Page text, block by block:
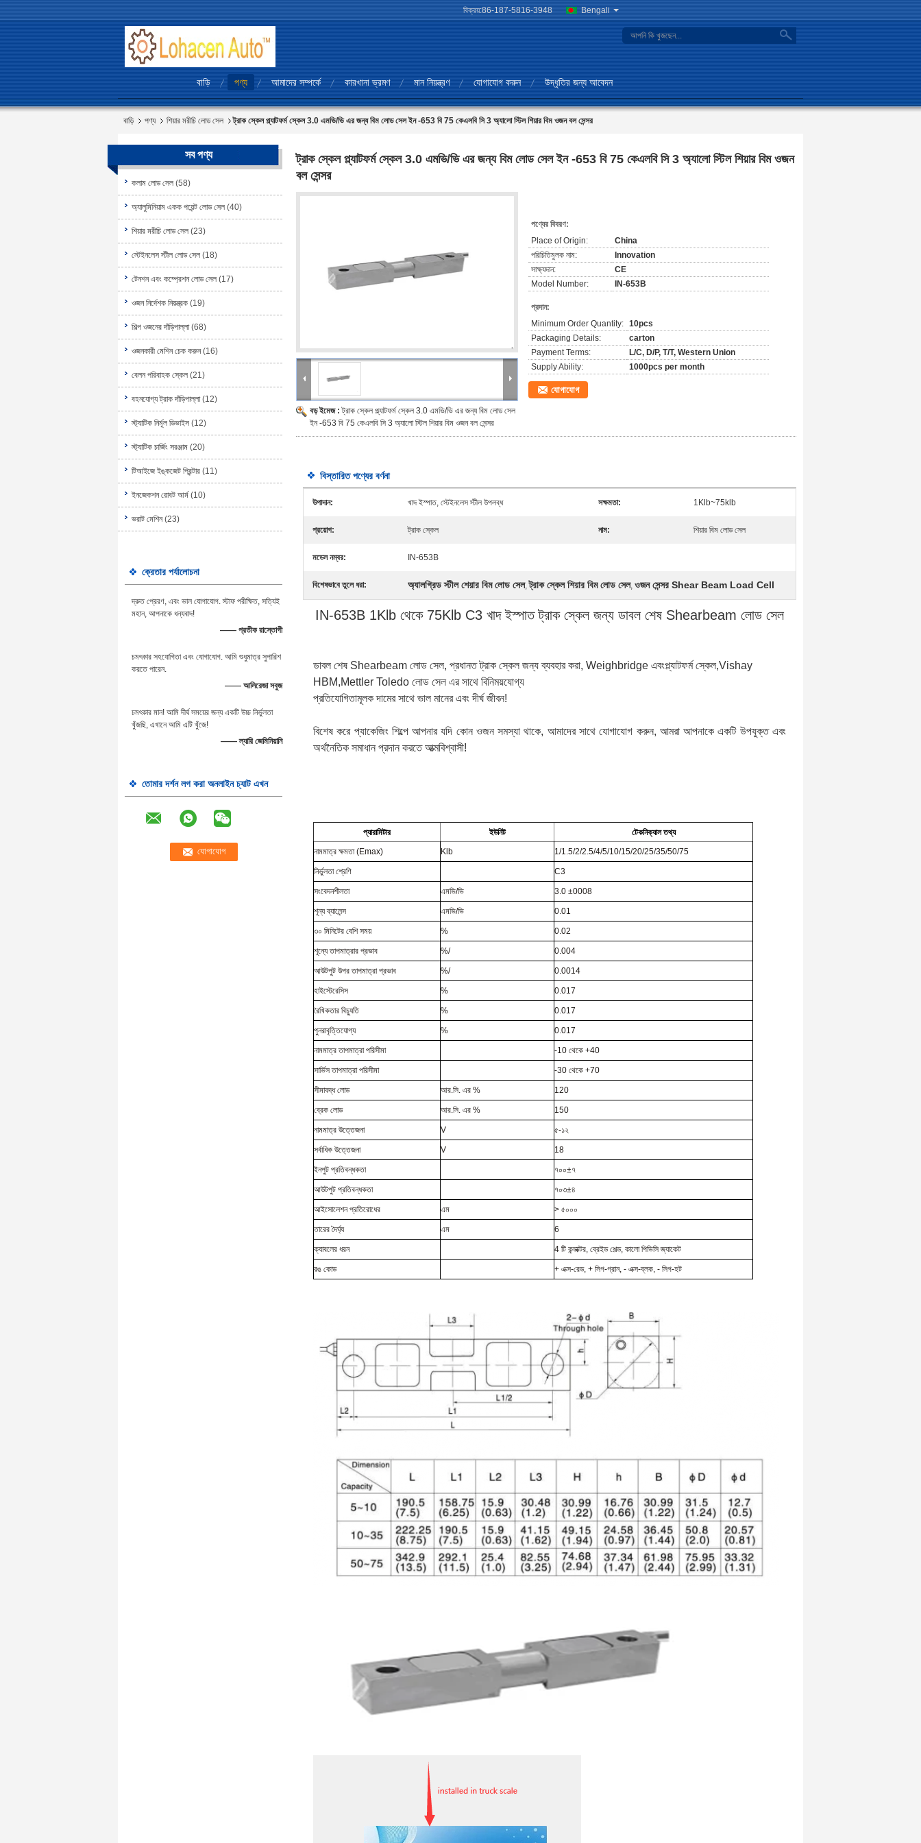
বিক্রয়:86-187-5816-3948 Bengali
search
বাড়ি পণ্য আমাদের সম্পর্কে কারখানা ভ্রমণ মান নিয়ন্ত্রণ যোগাযোগ করুন উদ্ধৃতির জন্য আবেদন
বাড়ি পণ্য শিয়ার মরীচি লোড সেল ট্রাক স্কেল প্ল্যাটফর্ম স্কেল 3.0 এমভি/ভি এর জন্য বিম লোড সেল ইন -653 বি 75 কেএলবি সি 3 অ্যালো স্টিল শিয়ার বিম ওজন বল সেন্সর
সব পণ্য
কলাম লোড সেল (58)
অ্যালুমিনিয়াম একক পয়েন্ট লোড সেল (40)
শিয়ার মরীচি লোড সেল (23)
স্টেইনলেস স্টীল লোড সেল (18)
টেনশন এবং কম্প্রেশন লোড সেল (17)
ওজন নির্দেশক নিয়ন্ত্রক (19)
শিল্প ওজনের দাঁড়িপাল্লা (68)
ওজনকারী মেশিন চেক করুন (16)
বেলন পরিবাহক স্কেল (21)
বহনযোগ্য ট্রাক দাঁড়িপাল্লা (12)
স্ট্যাটিক নির্মূল ডিভাইস (12)
স্ট্যাটিক চার্জিং সরঞ্জাম (20)
টিআইজে ইঙ্কজেট প্রিন্টার (11)
ইনজেকশন রোবট আর্ম (10)
ভরাট মেশিন (23)
ক্রেতার পর্যালোচনা
দ্রুত প্রেরণ, এবং ভাল যোগাযোগ. স্টাফ পরীক্ষিত, সত্যিই
মহান, আপনাকে ধন্যবাদ!
—— প্রতীক রাস্তোগী
চমৎকার সহযোগিতা এবং যোগাযোগ. আমি শুধুমাত্র সুপারিশ
করতে পারেন.
—— আলিরেজা সবুজ
চমৎকার মান! আমি দীর্ঘ সময়ের জন্য একটি উচ্চ নির্ভুলতা
খুঁজছি, এখানে আমি এটি খুঁজে!
—— ল্যারি জেমিনিয়ানি
তোমার দর্শন লগ করা অনলাইন চ্যাট এখন
ট্রাক স্কেল প্ল্যাটফর্ম স্কেল 3.0 এমভি/ভি এর জন্য বিম লোড সেল ইন -653 বি 75 কেএলবি সি 3 অ্যালো স্টিল শিয়ার বিম ওজন
বল সেন্সর
বড় ইমেজ :ট্রাক স্কেল প্ল্যাটফর্ম স্কেল 3.0 এমভি/ভি এর জন্য বিম লোড সেল
ইন -653 বি 75 কেএলবি সি 3 অ্যালো স্টিল শিয়ার বিম ওজন বল সেন্সর
পণ্যের বিবরণ:
Place of Origin:
China
পরিচিতিমুলক নাম:
Innovation
সাক্ষ্যদান:
CE
Model Number:
IN-653B
প্রদান:
Minimum Order Quantity: 10pcs
Packaging Details:
carton
Payment Terms:
L/C, D/P, T/T, Western Union
Supply Ability:
1000pcs per month
যোগাযোগ
বিস্তারিত পণ্যের বর্ণনা
উপাদান: খাদ ইস্পাত, স্টেইনলেস স্টীল উপলব্ধ সক্ষমতা: 1Klb~75klb
প্রয়োগ: ট্রাক স্কেল নাম: শিয়ার বিম লোড সেল
মডেল নম্বর: IN-653B
বিশেষভাবে তুলে ধরা: অ্যালগ্রিড স্টীল শেয়ার বিম লোড সেল,ট্রাক স্কেল শিয়ার বিম লোড সেল, ওজন সেন্সর Shear Beam Load Cell
IN-653B 1Klb থেকে 75Klb C3 খাদ ইস্পাত ট্রাক স্কেল জন্য ডাবল শেষ Shearbeam লোড সেল
ডাবল শেষ Shearbeam লোড সেল, প্রধানত ট্রাক স্কেল জন্য ব্যবহার করা, Weighbridge এবংপ্ল্যাটফর্ম স্কেল,Vishay
HBM,Mettler Toledo লোড সেল এর সাথে বিনিময়যোগ্য
প্রতিযোগিতামূলক দামের সাথে ভাল মানের এবং দীর্ঘ জীবন!
বিশেষ করে প্যাকেজিং শিল্পে আপনার যদি কোন ওজন সমস্যা থাকে, আমাদের সাথে যোগাযোগ করুন, আমরা আপনাকে একটি উপযুক্ত এবং
অর্থনৈতিক সমাধান প্রদান করতে আত্মবিশ্বাসী!
প্যারামিটার ইউনিট
টেকনিক্যাল তথ্য
নামমাত্র ক্ষমতা (Emax)
Klb 1/1.5/2/2.5/4/5/10/15/20/25/35/50/75
নির্ভুলতা শ্রেণি C3
সংবেদনশীলতা এমভি/ভি 3.0 ±0008
শূন্য ব্যালেন্স এমভি/ভি 0.01
৩০ মিনিটের বেশি সময় % 0.02
শূন্যে তাপমাত্রার প্রভাব %/ 0.004
আউটপুট উপর তাপমাত্রা প্রভাব %/ 0.0014
হাইস্টেরেসিস % 0.017
রৈখিকতার বিচ্যুতি % 0.017
পুনরাবৃত্তিযোগ্য % 0.017
নামমাত্র তাপমাত্রা পরিসীমা -10 থেকে +40
সার্ভিস তাপমাত্রা পরিসীমা -30 থেকে +70
সীমাবদ্ধ লোড আর.সি. এর % 120
ব্রেক লোড আর.সি. এর % 150
নামমাত্র উত্তেজনা V ৫-১২
সর্বাধিক উত্তেজনা V 18
ইনপুট প্রতিবন্ধকতা ৭০০±৭
আউটপুট প্রতিবন্ধকতা ৭০৩±৪
আইসোলেশন প্রতিরোধের এম > ৫০০০
তারের দৈর্ঘ্য এম 6
ক্যাবলের ধরন 4 টি কন্ডাক্টর, ব্রেইড শেল্ড, কালো পিভিসি জ্যাকেট
রঙ কোড + এক্স-রেড, + সিগ-গ্রান, - এক্স-ব্লক, - সিগ-হট